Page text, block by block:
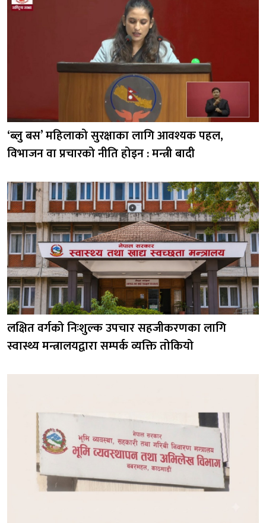
‘ब्लु बस’ महिलाको सुरक्षाका लागि आवश्यक पहल,
विभाजन वा प्रचारको नीति होइन : मन्त्री बादी
लक्षित वर्गको निःशुल्क उपचार सहजीकरणका लागि
स्वास्थ्य मन्त्रालयद्वारा सम्पर्क व्यक्ति तोकियो